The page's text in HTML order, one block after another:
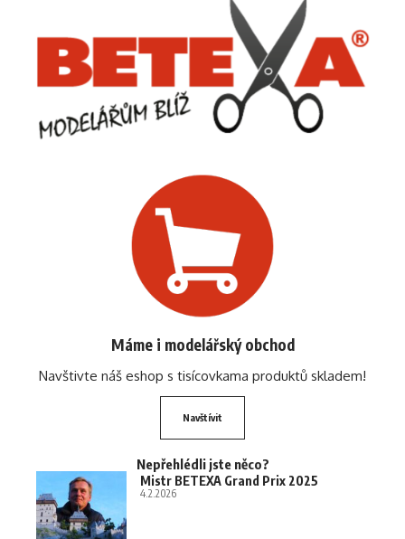
Máme i modelářský obchod
Navštivte náš eshop s tisícovkama produktů skladem!
Navštívit
Nepřehlédli jste něco?
Mistr BETEXA Grand Prix 2025
4.2.2026